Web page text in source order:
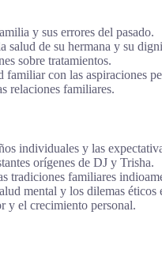
y sus errores del pasado.
salud de su hermana y su
sobre tratamientos.
con las aspiraciones
relaciones familiares.
individuales y las
orígenes de DJ y Trisha.
tradiciones familiares
mental y los dilemas éticos
y el crecimiento personal.